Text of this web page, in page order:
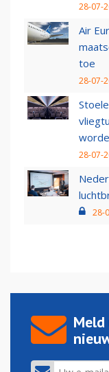
28-07-
Air
toe
28-07-
28-07-
28-